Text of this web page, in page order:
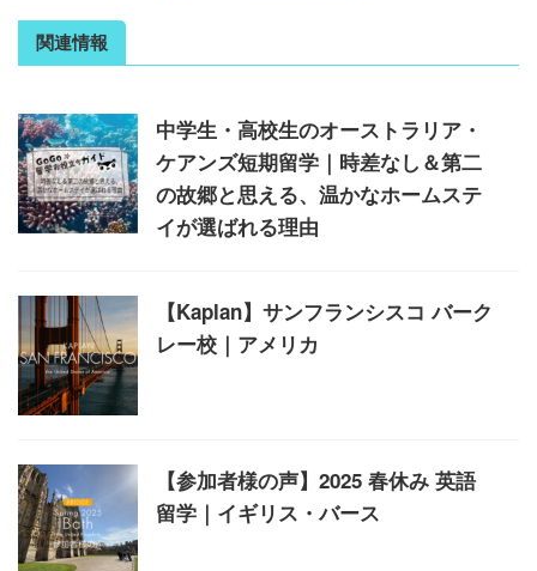
関連情報
中学生・高校生のオーストラリア・
ケアンズ短期留学｜時差なし＆第二
の故郷と思える、温かなホームステ
イが選ばれる理由
【Kaplan】サンフランシスコ バーク
レー校｜アメリカ
【参加者様の声】2025 春休み 英語
留学｜イギリス・バース